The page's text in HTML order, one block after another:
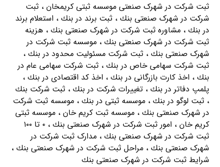
ثبت شرکت در شهرک صنعتی موسسه ثبتی کریمخان ، ثبت
شرکت در شهرک صنعتی بنك ، ثبت برند در بنك ، استعلام برند
در بنك ، مشاوره ثبت شرکت در شهرک صنعتی بنك ، هزینه
ثبت شرکت در شهرک صنعتی بنك ، موسسه ثبت شرکت در
شهرک صنعتی بنك ، ثبت شرکت مسئولیت محدود در بنك ،
ثبت شرکت سهامی خاص در بنك ، ثبت شرکت سهامی عام در
بنك ، اخذ کارت بازرگانی در بنك ، اخذ کد اقتصادی در بنك ،
پلمپ دفاتر در بنك ، تغییرات شرکت در بنك ، ثبت شرکت بنك
، ثبت لوگو در بنك ، موسسه ثبتی در بنك ، موسسه ثبت شرکت
در شهرک صنعتی بنك ، موسسه ثبت کریم خان ، موسسه ثبتی
کریم خان ، امور ثبت شرکت در شهرک صنعتی بنك ، ۰ تا ۱۰۰
ثبت شرکت در شهرک صنعتی بنك ، مدارک ثبت شرکت در
شهرک صنعتی بنك ، مراحل ثبت شرکت در شهرک صنعتی بنك ،
شرایط ثبت شرکت در شهرک صنعتی بنك